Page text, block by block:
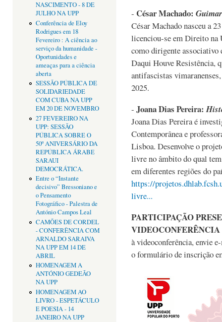
NASCIMENTO - 8 DE
JULHO NA UPP
Conferência de Eloy
Rodrigues em 18
Fevereiro : A ciência ao
serviço da humanidade -
Oportunidades e
ameaças para a ciência
aberta
SESSÃO PÚBLICA DE
SOLIDARIEDADE
COM CUBA NA UPP
EM 20 DE NOVEMBRO
27 FEVEREIRO NA
UPP: SESSÃO
PÚBLICA SOBRE O
50º ANIVERSÁRIO DA
REPÚBLICA ÁRABE
SARAUI
DEMOCRÁTICA.
Entre o “Instante
decisivo” Bressoniano e
o Pensamento
Fotográfico - Palestra de
António Campos Leal
CAMÕES DE CORDEL
- CONFERÊNCIA COM
ARNALDO SARAIVA
NA UPP EM 14 DE
ABRIL
HOMENAGEM A
ANTÓNIO GEDEÃO
NA UPP
HOMENAGEM AO
LIVRO - ESPETÁCULO
E POESIA - 14
JANEIRO NA UPP
- César Machado:
César Machado nasceu a
licenciou-se em Direito na
como dirigente associativo
Daqui Houve Resistência,
antifascistas
2025.
- Joana Dias Pereira:
Joana Dias Pereira é
Contemporânea e
Lisboa. Desenvolve o
livre no âmbito do qual
em diferentes regiões do
https://
livre...
PARTICIPAÇÃO
VIDEOCONFERÊNCIA
à videoconferência, envie
o formulário de inscrição